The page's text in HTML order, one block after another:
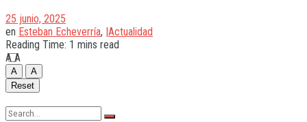
25 junio, 2025
en Esteban Echeverría, |Actualidad
Reading Time: 1 mins read
A A
A
A
Reset